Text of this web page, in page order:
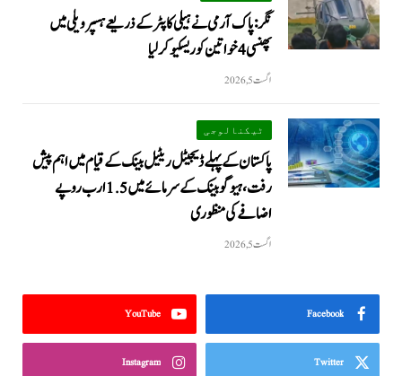
نگر: پاک آرمی نے ہیلی کاپٹر کے ذریعے ہسپر ویلی میں
پھنسی 4 خواتین کو ریسکیو کرلیا
اگست 5, 2026
ٹیکنالوجی
پاکستان کے پہلے ڈیجیٹل ریٹیل بینک کے قیام میں اہم پیش
رفت، ہیوگو بینک کے سرمائے میں 1.5 ارب روپے
اضافے کی منظوری
اگست 5, 2026
Facebook
YouTube
Twitter
Instagram